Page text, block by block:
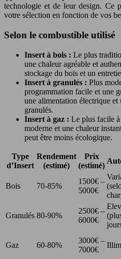
technologie et de leur design. Ce
votre sélection en fonction de vos
Selon le combustible utilisé
Insert à bois : Le plus
une chaleur agréable et
stockage du bois et un
Insert à granulés : Plus
programmation facile et une
une alimentation électrique
granulés.
Insert à gaz : Le plus facile
moderne et une chaleur
peut être moins écologique.
Type
d’Insert
Rendement
(estimé)
Prix
(estimé)
Bois 70-85%
1500€ –
5000€
Granulés 80-90%
2500€ –
6000€
Gaz 60-80%
3000€ –
7000€